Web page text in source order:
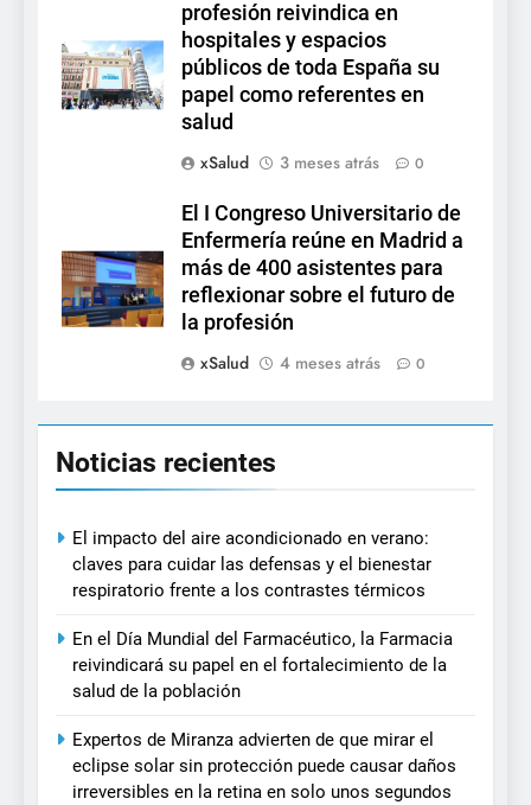
profesión reivindica en
hospitales y espacios
públicos de toda España su
papel como referentes en
salud
xSalud
3 meses atrás 0
El I Congreso Universitario de
Enfermería reúne en Madrid a
más de 400 asistentes para
reflexionar sobre el futuro de
la profesión
xSalud
4 meses atrás 0
Noticias recientes
El impacto del aire acondicionado en verano:
claves para cuidar las defensas y el bienestar
respiratorio frente a los contrastes térmicos
En el Día Mundial del Farmacéutico, la Farmacia
reivindicará su papel en el fortalecimiento de la
salud de la población
Expertos de Miranza advierten de que mirar el
eclipse solar sin protección puede causar daños
irreversibles en la retina en solo unos segundos